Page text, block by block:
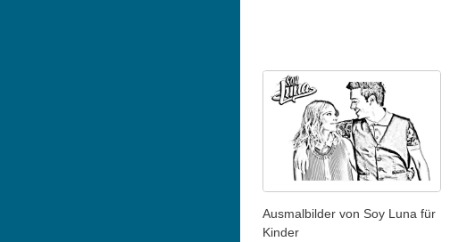
Ausmalbilder von Soy Luna für
Kinder